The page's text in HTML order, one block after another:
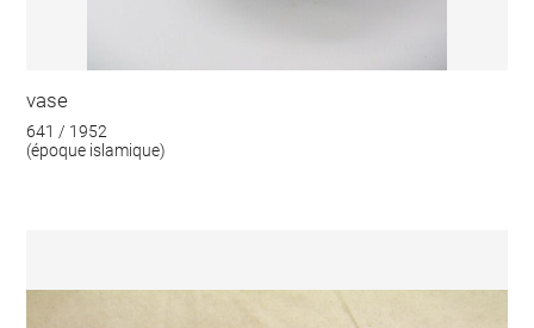
vase
641 / 1952
(époque islamique)